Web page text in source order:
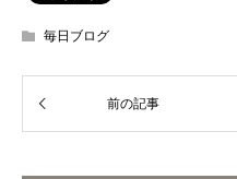
毎日ブログ